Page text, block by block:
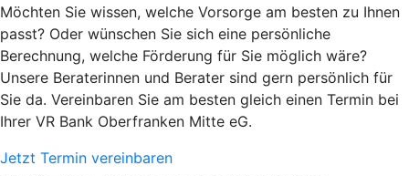
Möchten Sie wissen, welche Vorsorge am besten zu Ihnen
passt? Oder wünschen Sie sich eine persönliche
Berechnung, welche Förderung für Sie möglich wäre?
Unsere Beraterinnen und Berater sind gern persönlich für
Sie da. Vereinbaren Sie am besten gleich einen Termin bei
Ihrer VR Bank Oberfranken Mitte eG.
Jetzt Termin vereinbaren